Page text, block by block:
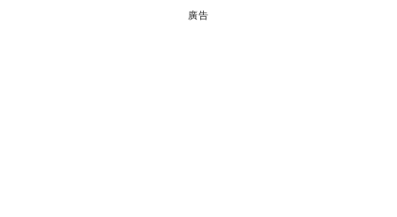
廣告